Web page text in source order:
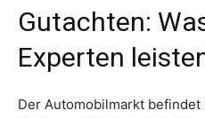
Gutachten:
Experten
Der Automobilmarkt befindet